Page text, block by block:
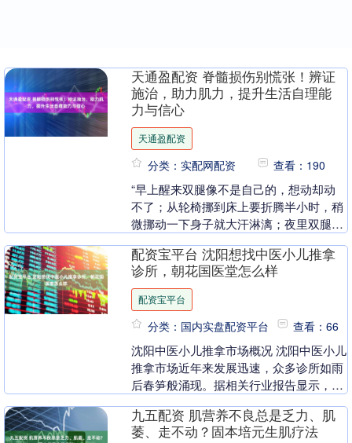
天通盈配资 脊髓损伤别慌张！辨证
施治，助力肌力，提升生活自理能
力与信心
天通盈配资
分类：实配网配资 查看：190
“早上醒来双腿像不是自己的，想动却动
不了；从轮椅挪到床上要折腾半小时，稍
微挪动一下身子就大汗淋漓；夜里双腿痉
醒……”提起脊髓损伤带....
配资宝平台 沈阳想找中医小儿推拿
诊所，朝花国医堂怎么样
配资宝平台
分类：国内实盘配资平台 查看：66
沈阳中医小儿推拿市场概况 沈阳中医小儿
推拿市场近年来发展迅速，众多诊所如雨
后春笋般涌现。据相关行业报告显示，过
上升趋势，这反....
九五配资 肌营养不良总是乏力、肌
萎、走不动？固本培元生肌疗法